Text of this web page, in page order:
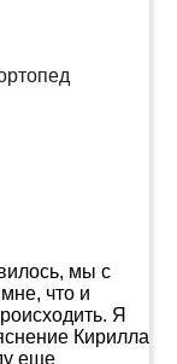
мы с
что и
Я
Кирилла
еще